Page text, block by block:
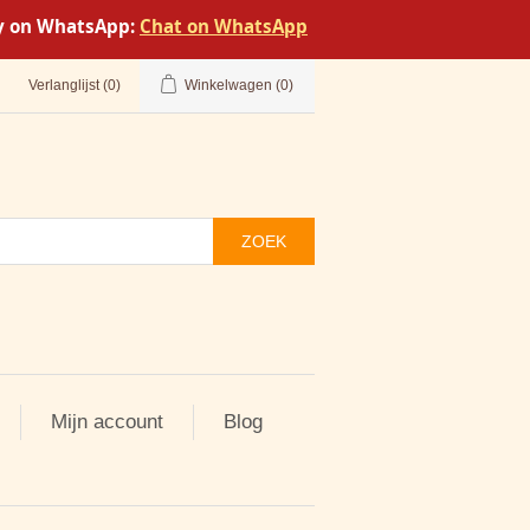
WhatsApp: Chat on WhatsApp
Verlanglijst (0) Winkelwagen (0)
ZOEK
Mijn account Blog